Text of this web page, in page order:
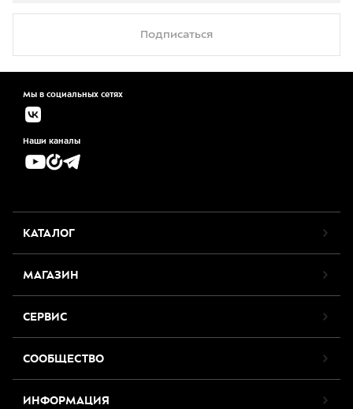
Подписаться
Мы в социальных сетях
Наши каналы
КАТАЛОГ
МАГАЗИН
СЕРВИС
СООБЩЕСТВО
ИНФОРМАЦИЯ